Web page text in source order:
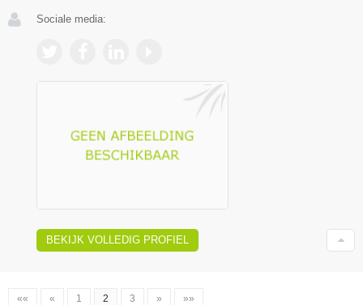
Sociale media:
BEKIJK VOLLEDIG PROFIEL
«« « 1 2 3 » »»